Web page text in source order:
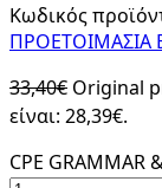
Κωδικός
ΠΡΟΕΤΟΙΜΑΣΙΑ
33,40€ Original
είναι: 28,39€.
CPE GRAMMAR